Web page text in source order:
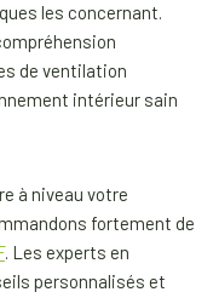
les concernant.
de ventilation
intérieur sain
à niveau votre
fortement de
. Les experts en
personnalisés et